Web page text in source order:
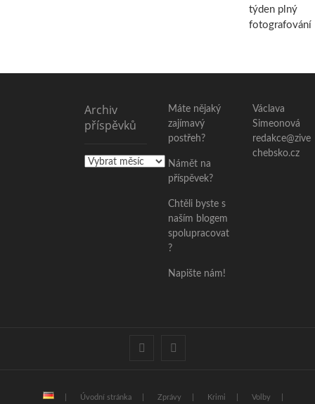
týden plný
fotografování
Archiv
příspěvků
Archiv
Máte nějaký
zajímavý
postřeh?
Námět na
příspěvek?
Chtěli byste s
naším blogem
spolupracovat
?
Napište nám!
Václava
Simeonová
redakce@zive
chebsko.cz
facebook
Úvodní stránka Zprávy Krimi Volby